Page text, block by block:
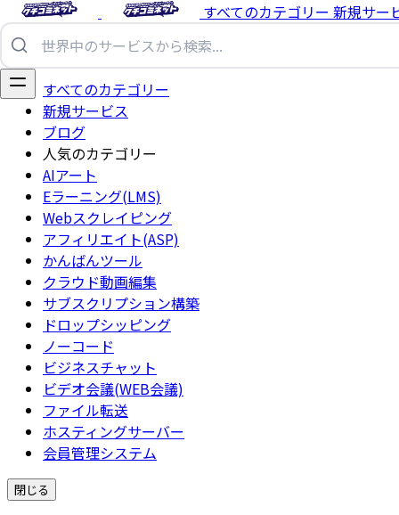
すべてのカテゴリー 新規サー
すべてのカテゴリー
新規サービス
ブログ
人気のカテゴリー
AIアート
Eラーニング(LMS)
Webスクレイピング
アフィリエイト(ASP)
かんばんツール
クラウド動画編集
サブスクリプション構築
ドロップシッピング
ノーコード
ビジネスチャット
ビデオ会議(WEB会議)
ファイル転送
ホスティングサーバー
会員管理システム
閉じる